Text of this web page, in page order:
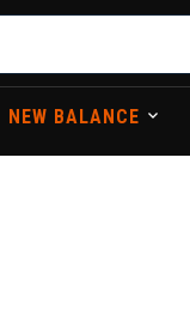
NEW BALANCE